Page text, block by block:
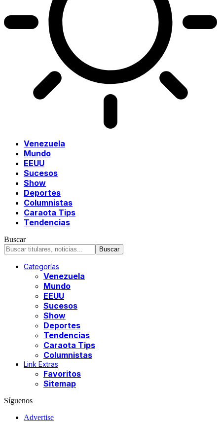
Venezuela
Mundo
EEUU
Sucesos
Show
Deportes
Columnistas
Caraota Tips
Tendencias
Buscar
Categorías
Venezuela
Mundo
EEUU
Sucesos
Show
Deportes
Tendencias
Caraota Tips
Columnistas
Link Extras
Favoritos
Sitemap
Síguenos
Advertise